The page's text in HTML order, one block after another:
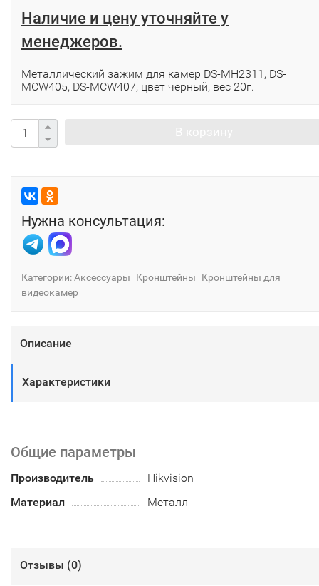
Наличие и цену уточняйте у
менеджеров.
Металлический зажим для камер DS-MH2311, DS-
MCW405, DS-MCW407, цвет черный, вес 20г.
Нужна консультация:
Категории:Аксессуары Кронштейны
Кронштейны для
видеокамер
Описание
Характеристики
Общие параметры
Производитель
Hikvision
Материал
Металл
Отзывы (0)